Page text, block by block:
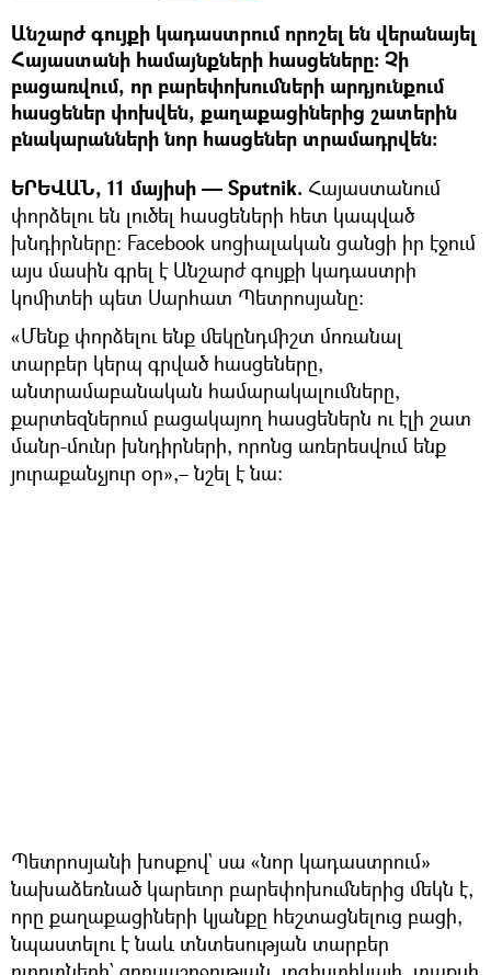
Անշարժ գույքի կադաստրում որոշել են վերանայել
Հայաստանի համայնքների հասցեները։ Չի
բացառվում, որ բարեփոխումների արդյունքում
հասցեներ փոխվեն, քաղաքացիներից շատերին
բնակարանների նոր հասցեներ տրամադրվեն։
ԵՐԵՎԱՆ, 11 մայիսի — Sputnik. Հայաստանում
փորձելու են լուծել հասցեների հետ կապված
խնդիրները։ Facebook սոցիալական ցանցի իր էջում
այս մասին գրել է Անշարժ գույքի կադաստրի
կոմիտեի պետ Սարհատ Պետրոսյանը։
«Մենք փորձելու ենք մեկընդմիշտ մոռանալ
տարբեր կերպ գրված հասցեները,
անտրամաբանական համարակալումները,
քարտեզներում բացակայող հասցեներն ու էլի շատ
մանր-մունր խնդիրների, որոնց առերեսվում ենք
յուրաքանչյուր օր»,– նշել է նա։
Պետրոսյանի խոսքով` սա «նոր կադաստրում»
նախաձեռնած կարեւոր բարեփոխումներից մեկն է,
որը քաղաքացիների կյանքը հեշտացնելուց բացի,
նպաստելու է նաև տնտեսության տարբեր